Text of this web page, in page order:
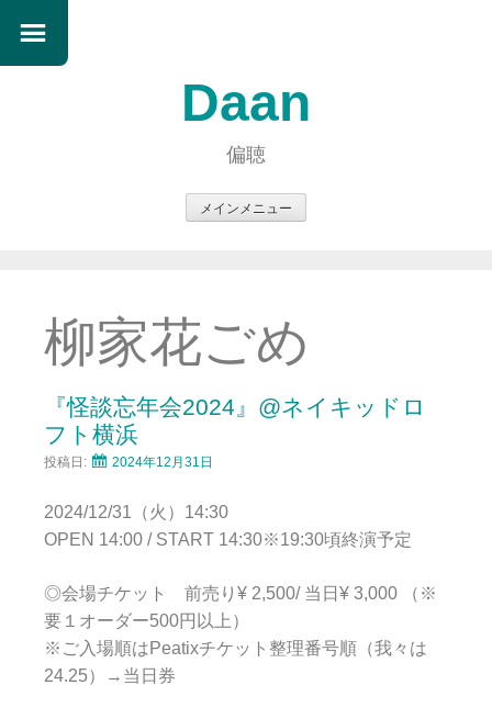
Daan
偏聴
メインメニュー
ン
ツ
へ
ス
キ
ッ
柳家花ごめ
『怪談忘年会2024』@ネイキッドロ
フト横浜
投稿日: 2024年12月31日
2024/12/31（火）14:30
OPEN 14:00 / START 14:30※19:30頃終演予定
◎会場チケット 前売り¥ 2,500/ 当日¥ 3,000 （※
要１オーダー500円以上）
※ご入場順はPeatixチケット整理番号順（我々は
24.25）→当日券